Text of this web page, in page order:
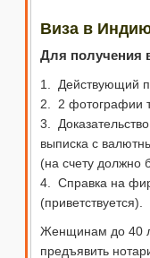
Виза в
Для получения
1. Действующий
2. 2 фотографии
3.
выписка с
(на счету должно
4. Справка на
(приветствуется).
Женщинам до 40
предъявить